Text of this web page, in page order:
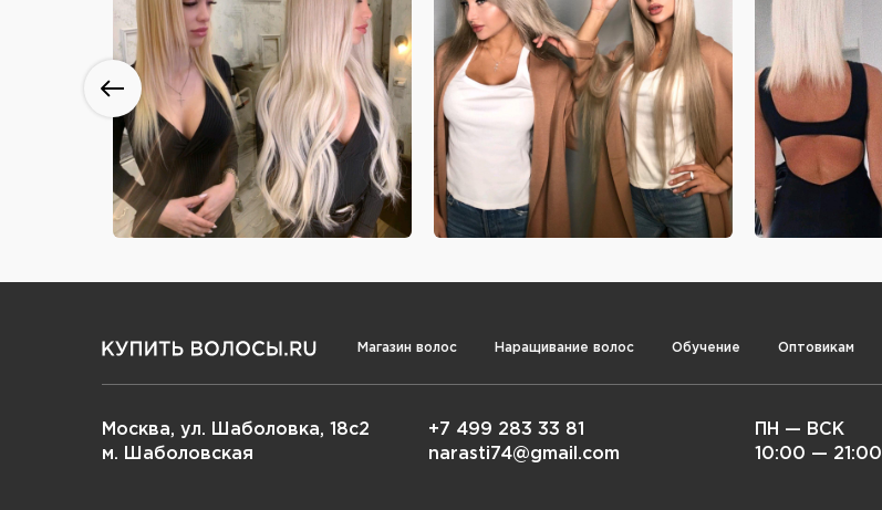
Магазин волос Наращивание волос Обучение Оптовикам
Москва, ул. Шаболовка, 18с2
м. Шаболовская
+7 499 283 33 81
narasti74@gmail.com
ПН — ВСК
10:00 — 21:00